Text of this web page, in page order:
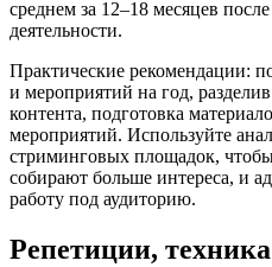
среднем за 12–18 месяцев
деятельности.
Практические рекомендации:
и мероприятий на год,
контента, подготовка
мероприятий. Используйте
стриминговых площадок,
собирают больше интереса, и
работу под аудиторию.
Репетиции,